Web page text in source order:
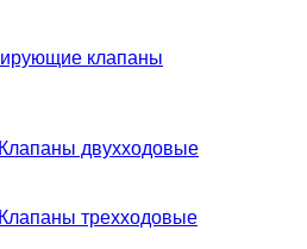
клапаны
Клапаны двухходовые
Клапаны трехходовые